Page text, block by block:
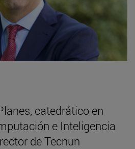
catedrático en
e Inteligencia
de Tecnun